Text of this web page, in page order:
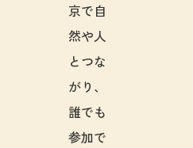
京で自
然や人
とつな
がり、
誰でも
参加で